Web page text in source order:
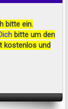
bitte ein.
bitte um den
kostenlos und